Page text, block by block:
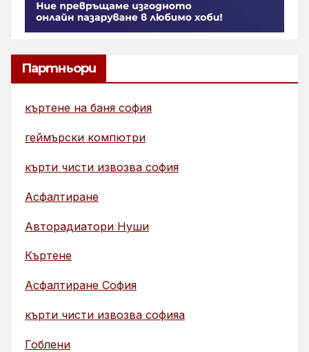
Партньори
къртене на баня софия
геймърски компютри
кърти чисти извозва софия
Асфалтиране
Авторадиатори Нуши
Къртене
Асфалтиране София
кърти чисти извозва софияа
Гоблени